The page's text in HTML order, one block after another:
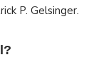
P. Gelsinger.